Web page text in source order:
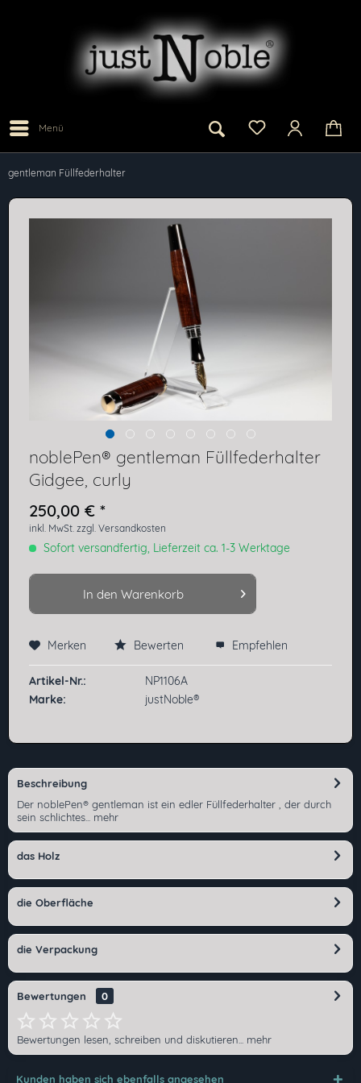
Menü
gentleman Füllfederhalter
noblePen® gentleman Füllfederhalter
Gidgee, curly
250,00 € *
inkl. MwSt. zzgl. Versandkosten
Sofort versandfertig, Lieferzeit ca. 1-3 Werktage
In den Warenkorb
Preis anfragen
Merken Bewerten Empfehlen
Artikel-Nr.:
NP1106A
Marke:
justNoble®
Beschreibung
Der noblePen® gentleman ist ein edler Füllfederhalter , der durch
sein schlichtes...
mehr
das Holz
die Oberfläche
die Verpackung
Bewertungen 0
Bewertungen lesen, schreiben und diskutieren... mehr
Kunden haben sich ebenfalls angesehen